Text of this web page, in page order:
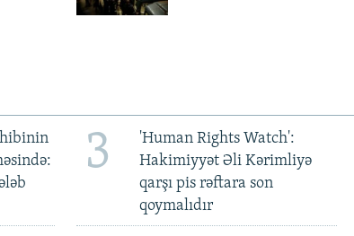
3
'Human Rights Watch':
Hakimiyyət Əli Kərimliyə
qarşı pis rəftara son
qoymalıdır